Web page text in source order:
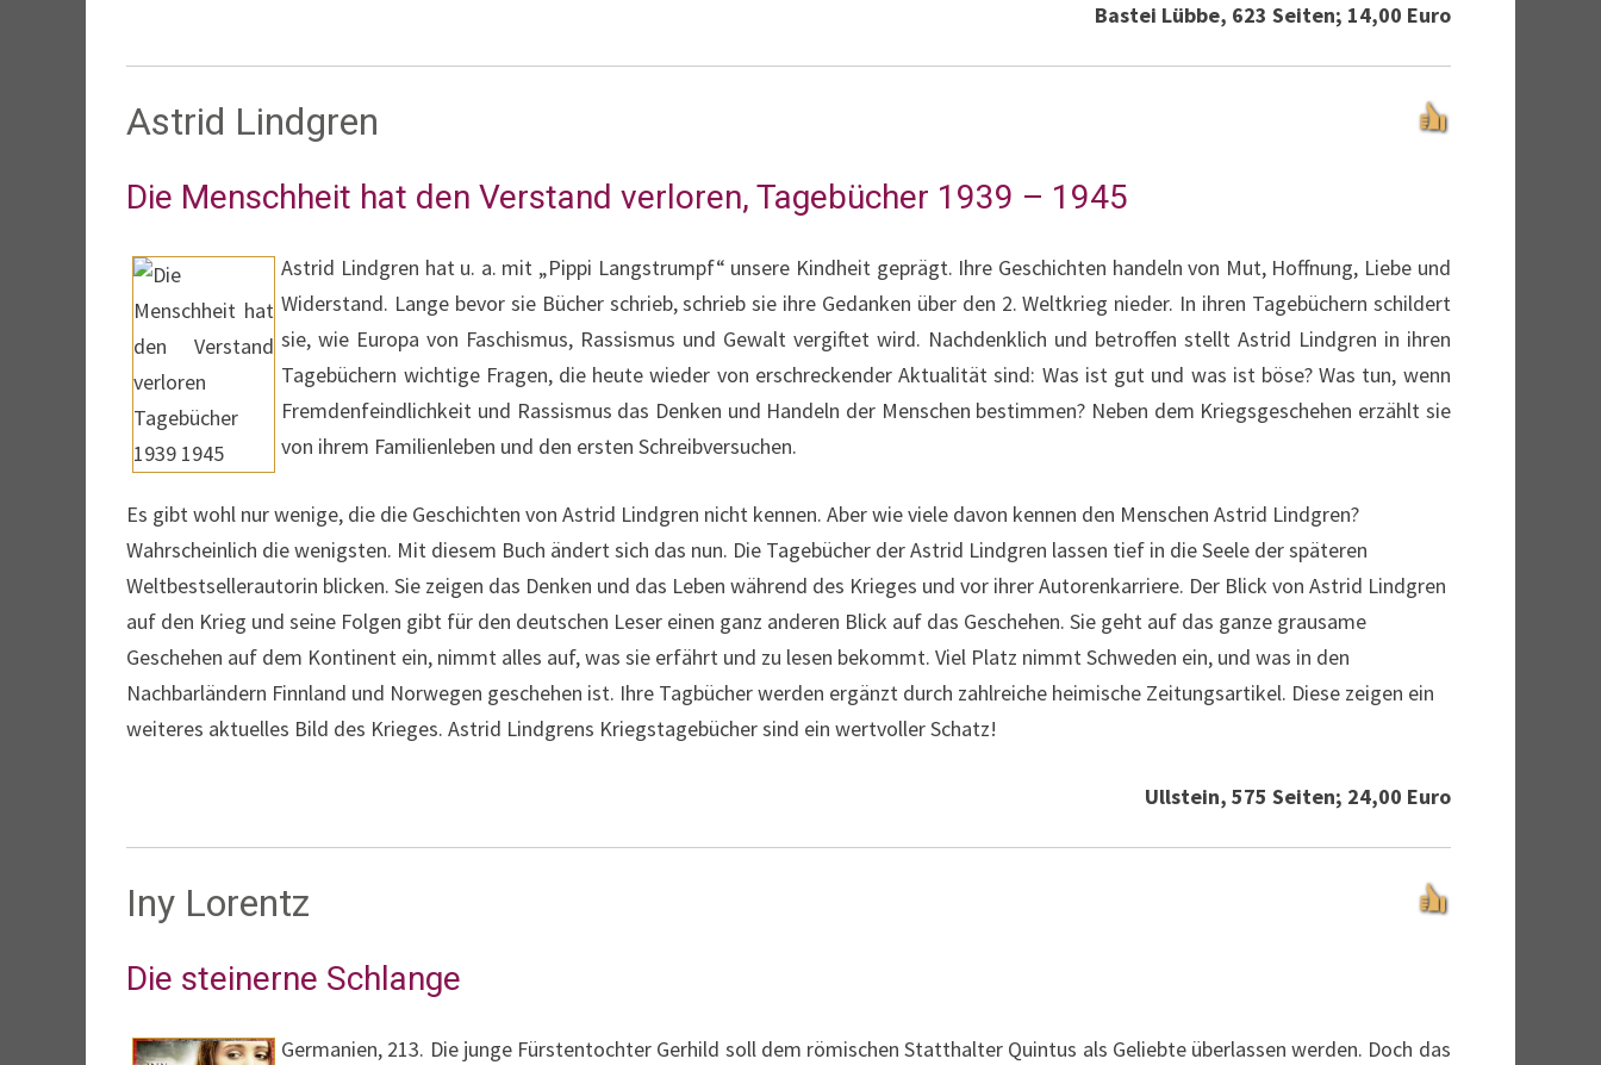
Bastei Lübbe, 623 Seiten; 14,00 Euro
Astrid Lindgren
Die Menschheit hat den Verstand verloren, Tagebücher 1939 – 1945
Astrid Lindgren hat u. a. mit „Pippi Langstrumpf“ unsere Kindheit geprägt. Ihre Geschichten handeln von Mut, Hoffnung, Liebe und
Widerstand. Lange bevor sie Bücher schrieb, schrieb sie ihre Gedanken über den 2. Weltkrieg nieder. In ihren Tagebüchern schildert
sie, wie Europa von Faschismus, Rassismus und Gewalt vergiftet wird. Nachdenklich und betroffen stellt Astrid Lindgren in ihren
Tagebüchern wichtige Fragen, die heute wieder von erschreckender Aktualität sind: Was ist gut und was ist böse? Was tun, wenn
Fremdenfeindlichkeit und Rassismus das Denken und Handeln der Menschen bestimmen? Neben dem Kriegsgeschehen erzählt sie
von ihrem Familienleben und den ersten Schreibversuchen.
Es gibt wohl nur wenige, die die Geschichten von Astrid Lindgren nicht kennen. Aber wie viele davon kennen den Menschen Astrid Lindgren?
Wahrscheinlich die wenigsten. Mit diesem Buch ändert sich das nun. Die Tagebücher der Astrid Lindgren lassen tief in die Seele der späteren
Weltbestsellerautorin blicken. Sie zeigen das Denken und das Leben während des Krieges und vor ihrer Autorenkarriere. Der Blick von Astrid Lindgren
auf den Krieg und seine Folgen gibt für den deutschen Leser einen ganz anderen Blick auf das Geschehen. Sie geht auf das ganze grausame
Geschehen auf dem Kontinent ein, nimmt alles auf, was sie erfährt und zu lesen bekommt. Viel Platz nimmt Schweden ein, und was in den
Nachbarländern Finnland und Norwegen geschehen ist. Ihre Tagbücher werden ergänzt durch zahlreiche heimische Zeitungsartikel. Diese zeigen ein
weiteres aktuelles Bild des Krieges. Astrid Lindgrens Kriegstagebücher sind ein wertvoller Schatz!
Ullstein, 575 Seiten; 24,00 Euro
Iny Lorentz
Die steinerne Schlange
Germanien, 213. Die junge Fürstentochter Gerhild soll dem römischen Statthalter Quintus als Geliebte überlassen werden. Doch das